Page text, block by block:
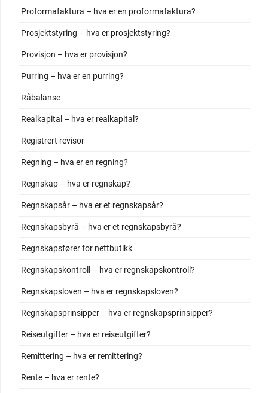
Proformafaktura – hva er en proformafaktura?
Prosjektstyring – hva er prosjektstyring?
Provisjon – hva er provisjon?
Purring – hva er en purring?
Råbalanse
Realkapital – hva er realkapital?
Registrert revisor
Regning – hva er en regning?
Regnskap – hva er regnskap?
Regnskapsår – hva er et regnskapsår?
Regnskapsbyrå – hva er et regnskapsbyrå?
Regnskapsfører for nettbutikk
Regnskapskontroll – hva er regnskapskontroll?
Regnskapsloven – hva er regnskapsloven?
Regnskapsprinsipper – hva er regnskapsprinsipper?
Reiseutgifter – hva er reiseutgifter?
Remittering – hva er remittering?
Rente – hva er rente?